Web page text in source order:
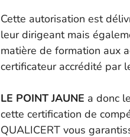
Cette autorisation est
leur dirigeant mais
matière de formation aux
certificateur accrédité par
LE POINT JAUNE a donc
cette certification de
QUALICERT vous